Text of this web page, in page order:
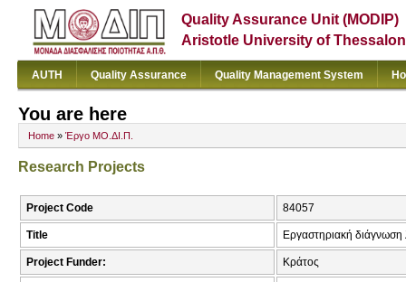
Quality Assurance Unit (MODIP)
Aristotle University of
AUTH Quality Assurance Quality Management System
You are here
Home » Έργο ΜΟ.ΔΙ.Π.
Research Projects
Project Code 84057
Title Εργαστηριακή
Project Funder: Κράτος